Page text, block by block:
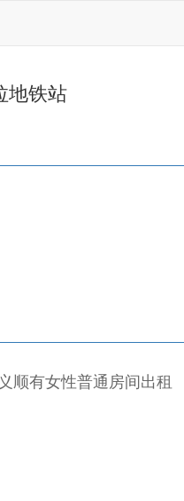
地铁站
顺有女性普通房间出租